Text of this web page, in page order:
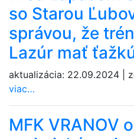
so Starou
správou, že
Lazúr mať
aktualizácia: 22.09.2024
viac…
MFK VRANOV